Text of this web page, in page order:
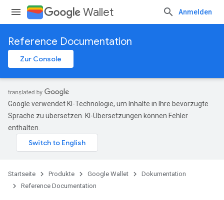
Wallet Anmelden
Reference Documentation
Zur Console
Google verwendet KI-Technologie, um Inhalte in Ihre bevorzugte
Sprache zu übersetzen. KI-Übersetzungen können Fehler
enthalten.
Startseite Produkte Google Wallet
Dokumentation
Reference Documentation